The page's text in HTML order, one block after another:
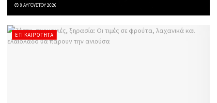
8 ΑΥΓΟΎΣΤΟΥ 2026
ΕΠΙΚΑΙΡΌΤΗΤΑ